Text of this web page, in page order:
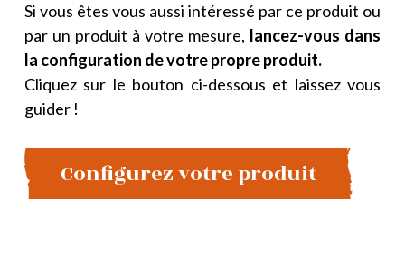
Si vous êtes vous aussi intéressé par ce produit ou
par un produit à votre mesure, lancez-vous dans
la configuration de votre propre produit.
Cliquez sur le bouton ci-dessous et laissez vous
guider !
Configurez votre produit